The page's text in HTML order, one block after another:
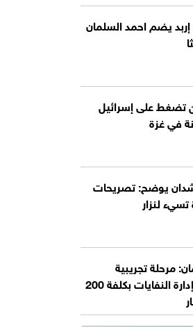
يضم احمد السلمان
تضغط على إسرائيل
في غزة
يوضح: تصريحات
لنزار
مرحلة تجريبية
لتطوير إدارة النفايات بكلفة 200